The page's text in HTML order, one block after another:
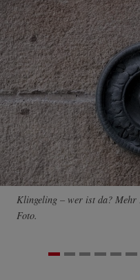
Klingeling – wer ist da?
Foto.